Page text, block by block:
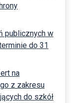
publicznych w
do 31
na
z zakresu
do szkół